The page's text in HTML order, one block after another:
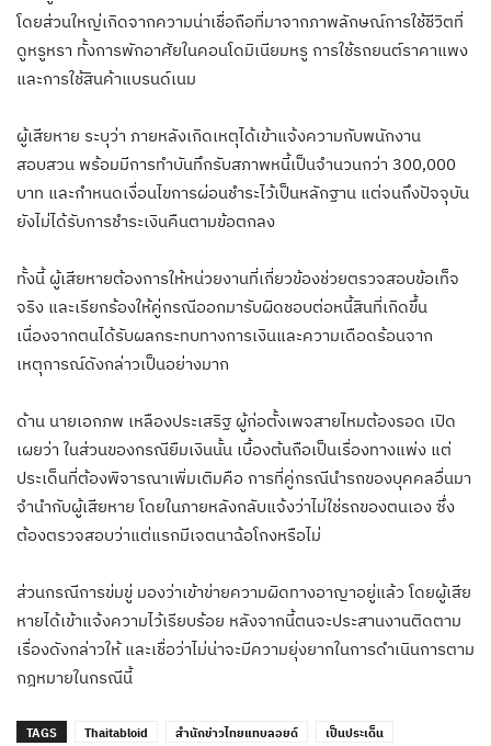
โดยส่วนใหญ่เกิดจากความน่าเชื่อถือที่มาจากภาพลักษณ์การใช้ชีวิตที่
ดูหรูหรา ทั้งการพักอาศัยในคอนโดมิเนียมหรู การใช้รถยนต์ราคาแพง
และการใช้สินค้าแบรนด์เนม
ผู้เสียหาย ระบุว่า ภายหลังเกิดเหตุได้เข้าแจ้งความกับพนักงาน
สอบสวน พร้อมมีการทำบันทึกรับสภาพหนี้เป็นจำนวนกว่า 300,000
บาท และกำหนดเงื่อนไขการผ่อนชำระไว้เป็นหลักฐาน แต่จนถึงปัจจุบัน
ยังไม่ได้รับการชำระเงินคืนตามข้อตกลง
ทั้งนี้ ผู้เสียหายต้องการให้หน่วยงานที่เกี่ยวข้องช่วยตรวจสอบข้อเท็จ
จริง และเรียกร้องให้คู่กรณีออกมารับผิดชอบต่อหนี้สินที่เกิดขึ้น
เนื่องจากตนได้รับผลกระทบทางการเงินและความเดือดร้อนจาก
เหตุการณ์ดังกล่าวเป็นอย่างมาก
ด้าน นายเอกภพ เหลืองประเสริฐ ผู้ก่อตั้งเพจสายไหมต้องรอด เปิด
เผยว่า ในส่วนของกรณียืมเงินนั้น เบื้องต้นถือเป็นเรื่องทางแพ่ง แต่
ประเด็นที่ต้องพิจารณาเพิ่มเติมคือ การที่คู่กรณีนำรถของบุคคลอื่นมา
จำนำกับผู้เสียหาย โดยในภายหลังกลับแจ้งว่าไม่ใช่รถของตนเอง ซึ่ง
ต้องตรวจสอบว่าแต่แรกมีเจตนาฉ้อโกงหรือไม่
ส่วนกรณีการข่มขู่ มองว่าเข้าข่ายความผิดทางอาญาอยู่แล้ว โดยผู้เสีย
หายได้เข้าแจ้งความไว้เรียบร้อย หลังจากนี้ตนจะประสานงานติดตาม
เรื่องดังกล่าวให้ และเชื่อว่าไม่น่าจะมีความยุ่งยากในการดำเนินการตาม
กฎหมายในกรณีนี้
TAGS Thaitabloid สำนักข่าวไทยแทบลอยด์ เป็นประเด็น